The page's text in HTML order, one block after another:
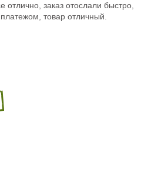
заказ отослали быстро,
товар отличный.